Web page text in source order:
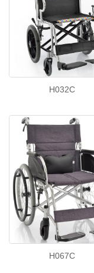
H032C
H067C